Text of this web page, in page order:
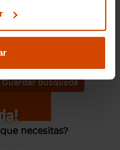
Coslada
Guardar búsqueda
necesitas?